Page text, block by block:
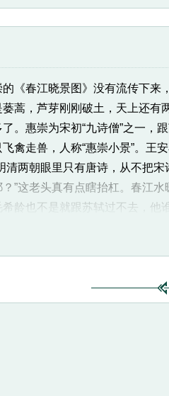
春江晓景图》没有流传下来
蒿，芦芽刚刚破土，天上还
。惠崇为宋初“九诗僧”之一
禽走兽，人称“惠崇小景”。王
清两朝眼里只有唐诗，从不把
”这老头真有点瞎抬杠。春江
龄也不是就跟苏轼过不去，
景物引起的联想。整首诗又如
水暖”（温度）、“鸭先知”（知
增添了南方风物之美的丰富
生荻芽，春岸飞杨花。河豚当
芽为羹，云最美。”苏轼的学